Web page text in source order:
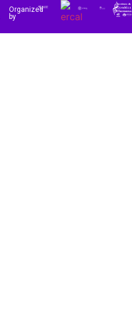
Organized
by